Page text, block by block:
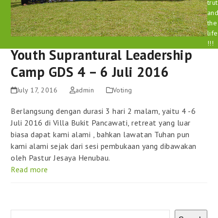
Youth Suprantural Leadership
Camp GDS 4 – 6 Juli 2016
July 17, 2016 admin Voting
Berlangsung dengan durasi 3 hari 2 malam, yaitu 4 -6
Juli 2016 di Villa Bukit Pancawati, retreat yang luar
biasa dapat kami alami , bahkan lawatan Tuhan pun
kami alami sejak dari sesi pembukaan yang dibawakan
oleh Pastur Jesaya Henubau.
Read more
the
life
!!!